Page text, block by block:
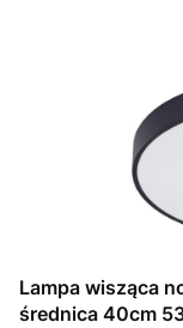
Lampa wisząca
średnica 40cm